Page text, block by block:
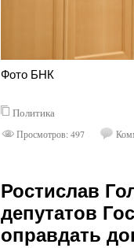
Фото БНК
Политика
Просмотров: 497
Ростислав
депутатов
оправдать